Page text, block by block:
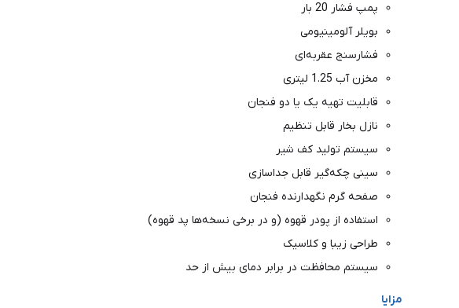
پمپ فشار 20 بار
بویلر آلومینیومی
فشارسنج عقربه‌ای
مخزن آب 1.25 لیتری
قابلیت تهیه یک یا دو فنجان
نازل بخار قابل تنظیم
سیستم تولید کف شیر
سینی چکه‌گیر قابل جداسازی
صفحه گرم نگهدارنده فنجان
استفاده از پودر قهوه (و در برخی نسخه‌ها پد قهوه)
طراحی زیبا و کلاسیک
سیستم محافظت در برابر دمای بیش از حد
مزایا